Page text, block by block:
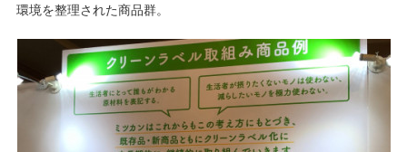
環境を整理された商品群。